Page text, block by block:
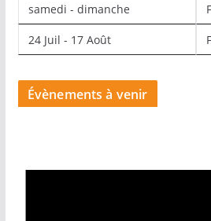
samedi - dimanche
24 Juil - 17 Août
Évènements à venir